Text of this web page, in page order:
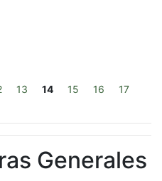
13 14 15 16
17
Generales